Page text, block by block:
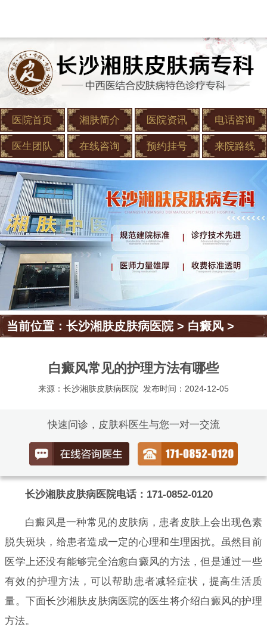
医院首页 湘肤简介 医院资讯 电话咨询
医生团队 在线咨询 预约挂号 来院路线
当前位置：长沙湘肤皮肤病医院> 白癜风 >
白癜风常见的护理方法有哪些
来源：长沙湘肤皮肤病医院 发布时间：2024-12-05
快速问诊，皮肤科医生与您一对一交流
长沙湘肤皮肤病医院电话：171-0852-0120
白癜风是一种常见的皮肤病，患者皮肤上会出现色素
脱失斑块，给患者造成一定的心理和生理困扰。虽然目前
医学上还没有能够完全治愈白癜风的方法，但是通过一些
有效的护理方法，可以帮助患者减轻症状，提高生活质
量。下面长沙湘肤皮肤病医院的医生将介绍白癜风的护理
方法。